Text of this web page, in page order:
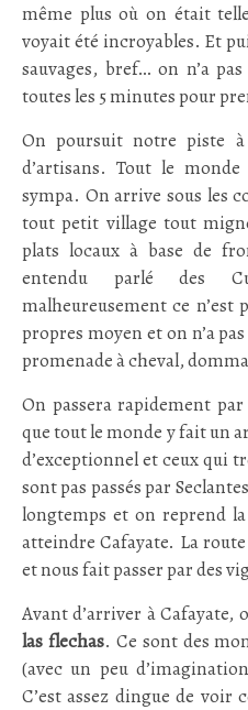
même plus où on était
voyait été incroyables. Et
sauvages, bref… on n’a
toutes les 5 minutes pour
On poursuit notre piste
d’artisans. Tout le
sympa. On arrive sous les
tout petit village tout
plats locaux à base de
entendu parlé des
malheureusement ce n’est
propres moyen et on n’a
promenade à cheval,
On passera rapidement
que tout le monde y fait un
d’exceptionnel et ceux qui
sont pas passés par
longtemps et on reprend
atteindre Cafayate. La
et nous fait passer par des
Avant d’arriver à Cafayate,
las flechas. Ce sont des
(avec un peu
C’est assez dingue de voir